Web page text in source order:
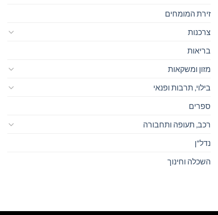
זירת המומחים
צרכנות
בריאות
מזון ומשקאות
בילוי, תרבות ופנאי
ספרים
רכב, תעופה ותחבורה
נדל"ן
השכלה וחינוך